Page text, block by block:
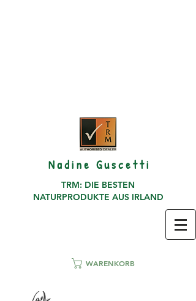
N a d i n e G u s c e t t i
TRM: DIE BESTEN
NATURPRODUKTE AUS IRLAND
WARENKORB